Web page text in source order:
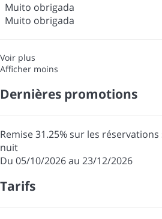
Muito obrigada
Muito obrigada
Voir plus
Afficher moins
Dernières promotions
Remise 31.25% sur les
nuit
Du 05/10/2026 au 23/12/2026
Tarifs